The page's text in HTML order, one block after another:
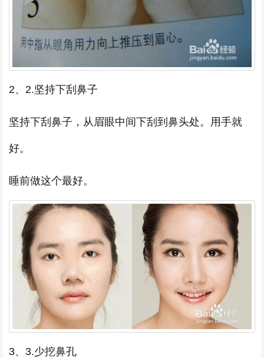
2、2.坚持下刮鼻子
坚持下刮鼻子，从眉眼中间下刮到鼻头处。用手就
好。
睡前做这个最好。
3、3.少挖鼻孔